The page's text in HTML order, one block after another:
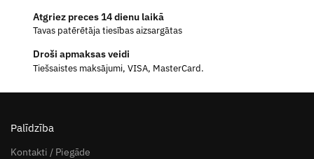
Atgriez preces 14 dienu laikā
Tavas patērētāja tiesības aizsargātas
Droši apmaksas veidi
Tiešsaistes maksājumi, VISA, MasterCard.
Palīdzība
Kontakti / Piegāde